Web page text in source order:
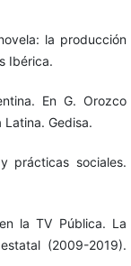
la producción
Ibérica.
En G. Orozco
Latina. Gedisa.
prácticas sociales.
la TV Pública. La
(2009-2019).